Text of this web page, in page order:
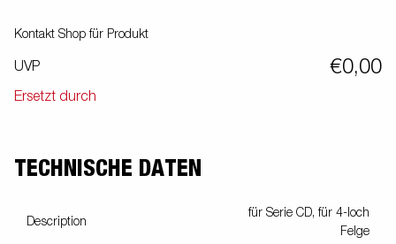
Kontakt Shop für Produkt
UVP €0,00
Ersetzt durch
TECHNISCHE DATEN
Description
für Serie CD, für 4-loch
Felge